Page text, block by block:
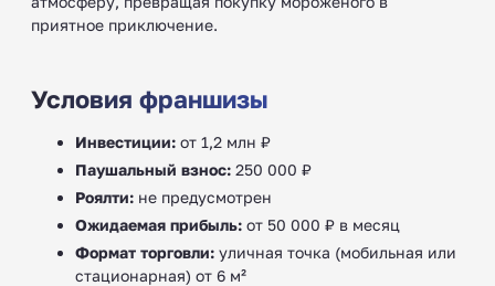
приятное приключение.
Условия франшизы
Инвестиции: от 1,2 млн ₽
Паушальный взнос: 250 000 ₽
Роялти: не предусмотрен
Ожидаемая прибыль: от 50 000 ₽ в месяц
Формат торговли: уличная точка (мобильная или
стационарная) от 6 м²